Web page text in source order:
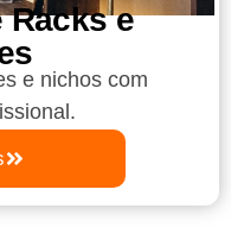
Racks e
e nichos com